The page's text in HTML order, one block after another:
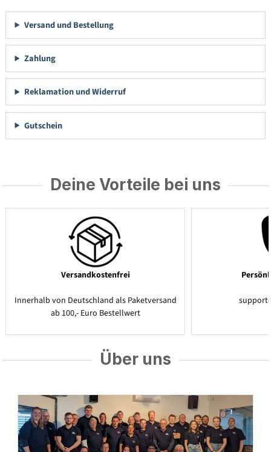
Versand und Bestellung
Zahlung
Reklamation und Widerruf
Gutschein
Deine Vorteile bei uns
Versandkostenfrei
Innerhalb von Deutschland als Paketversand
ab 100,- Euro Bestellwert
Über uns